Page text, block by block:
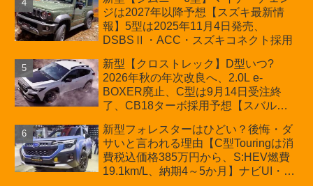
プが争点【スズキ最新情報】特別仕様
車「ZC33S Final Edition」終了
ジは2027年以降予想【スズキ最新情
報】5型は2025年11月4日発売、
DSBSⅡ・ACC・スズキコネクト採用
新型【クロストレック】D型いつ?
2026年秋の年次改良へ、2.0L e-
BOXER廃止、C型は9月14日受注終
了、CB18ターボ採用予想【スバル最
新型フォレスターはひどい？後悔・ダ
サいと言われる理由【C型Touringは消
費税込価格385万円から、S:HEV燃費
19.1km/L、納期4～5か月】ナビUI・冬